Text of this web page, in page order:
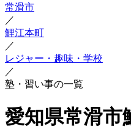
常滑市
／
鯉江本町
／
レジャー・趣味・学校
／
塾・習い事の一覧
愛知県常滑市